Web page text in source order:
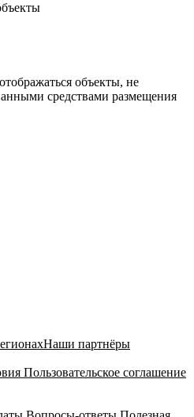
объекты, не
средствами размещения
Наши партнёры
Пользовательское соглашение